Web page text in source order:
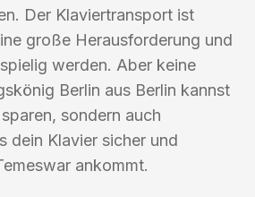
Der Klaviertransport ist
große Herausforderung und
werden. Aber keine
Berlin aus Berlin kannst
sondern auch
dein Klavier sicher und
ankommt.